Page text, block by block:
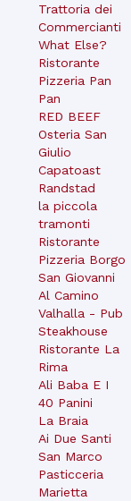
Trattoria dei
Commercianti
What Else?
Ristorante
Pizzeria Pan
Pan
RED BEEF
Osteria San
Giulio
Capatoast
Randstad
la piccola
tramonti
Ristorante
Pizzeria Borgo
San Giovanni
Al Camino
Valhalla - Pub
Steakhouse
Ristorante La
Rima
Ali Baba E I
40 Panini
La Braia
Ai Due Santi
San Marco
Pasticceria
Marietta